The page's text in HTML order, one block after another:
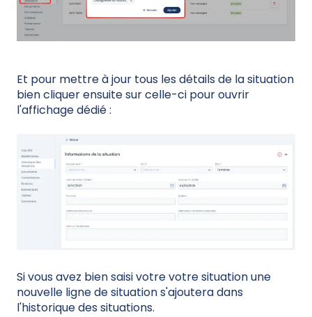
Et pour mettre à jour tous les détails de la situation
bien cliquer ensuite sur celle-ci pour ouvrir
l'affichage dédié :
Si vous avez bien saisi votre votre situation une
nouvelle ligne de situation s'ajoutera dans
l'historique des situations.